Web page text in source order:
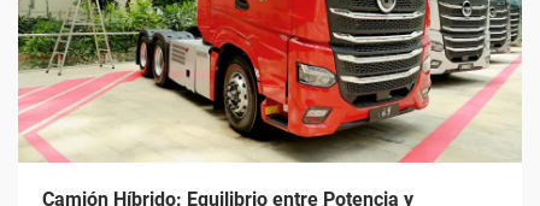
Camión Híbrido: Equilibrio entre Potencia y